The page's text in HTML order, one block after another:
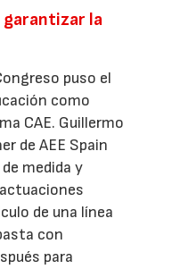
la
puso el
como
CAE. Guillermo
de AEE Spain
medida y
de una línea
con
para